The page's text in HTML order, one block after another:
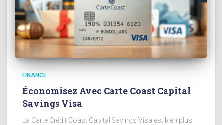
FINANCE
Économisez Avec Carte Coast Capital
Savings Visa
La Carte Crédit Coast Capital Savings Visa est bien plus